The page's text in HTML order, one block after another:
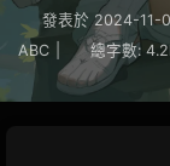
發表於 2024-11-
ABC
總字數: